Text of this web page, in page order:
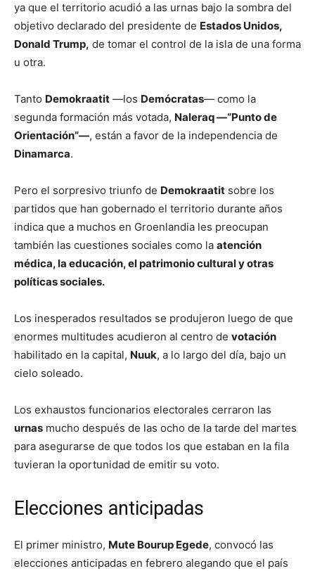
ya que el territorio acudió a las urnas bajo la sombra del
objetivo declarado del presidente de Estados Unidos,
Donald Trump, de tomar el control de la isla de una forma
u otra.
Tanto Demokraatit —los Demócratas— como la
segunda formación más votada, Naleraq —“Punto de
Orientación”—, están a favor de la independencia de
Dinamarca.
Pero el sorpresivo triunfo de Demokraatit sobre los
partidos que han gobernado el territorio durante años
indica que a muchos en Groenlandia les preocupan
también las cuestiones sociales como la atención
médica, la educación, el patrimonio cultural y otras
políticas sociales.
Los inesperados resultados se produjeron luego de que
enormes multitudes acudieron al centro de votación
habilitado en la capital, Nuuk, a lo largo del día, bajo un
cielo soleado.
Los exhaustos funcionarios electorales cerraron las
urnas mucho después de las ocho de la tarde del martes
para asegurarse de que todos los que estaban en la fila
tuvieran la oportunidad de emitir su voto.
Elecciones anticipadas
El primer ministro, Mute Bourup Egede, convocó las
elecciones anticipadas en febrero alegando que el país